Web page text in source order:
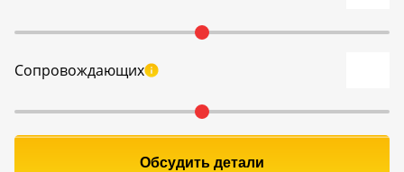
Сопровождающих
Обсудить детали